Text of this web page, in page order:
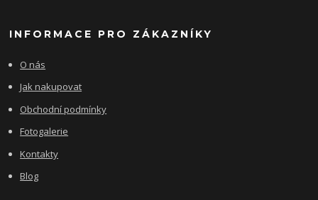
INFORMACE PRO ZÁKAZNÍKY
O nás
Jak nakupovat
Obchodní podmínky
Fotogalerie
Kontakty
Blog